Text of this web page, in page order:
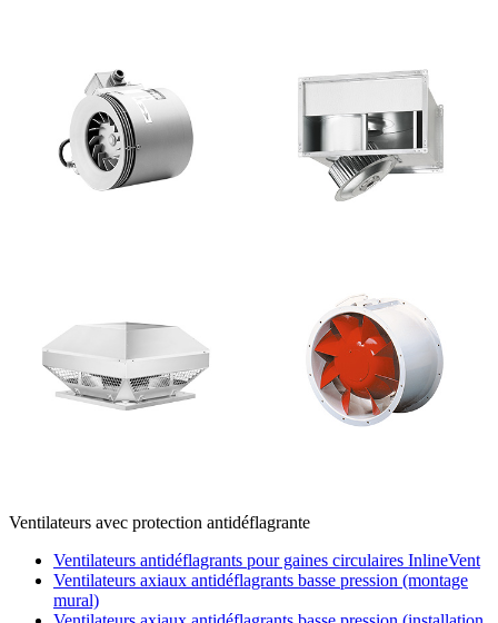
Ventilateurs avec protection antidéflagrante
Ventilateurs antidéflagrants pour gaines circulaires InlineVent
Ventilateurs axiaux antidéflagrants basse pression (montage
mural)